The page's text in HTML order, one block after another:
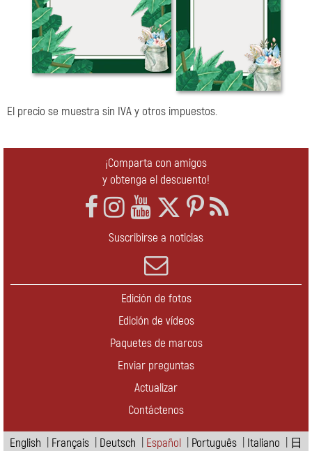
El precio se muestra sin IVA y otros impuestos.
¡Comparta con amigos
y obtenga el descuento!
Suscribirse a noticias
Edición de fotos
Edición de vídeos
Paquetes de marcos
Enviar preguntas
Actualizar
Contáctenos
English Français Deutsch Español Português Italiano
日